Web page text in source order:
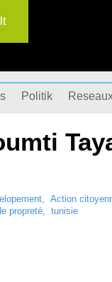
Politik
, Action
propreté, tunisie